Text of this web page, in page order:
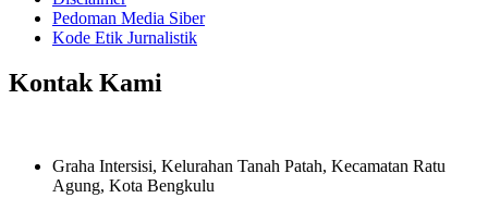
Pedoman Media Siber
Kode Etik Jurnalistik
Kontak Kami
Graha Intersisi, Kelurahan Tanah Patah, Kecamatan Ratu
Agung, Kota Bengkulu